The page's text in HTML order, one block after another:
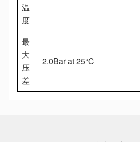
温
度
最
大
压
差
2.0Bar at 25℃